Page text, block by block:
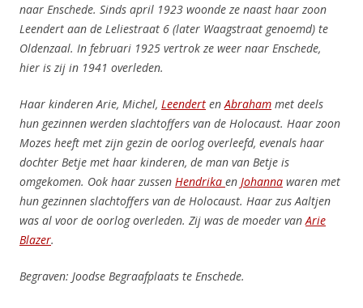
naar Enschede. Sinds april 1923 woonde ze naast haar zoon
Leendert aan de Leliestraat 6 (later Waagstraat genoemd) te
Oldenzaal. In februari 1925 vertrok ze weer naar Enschede,
hier is zij in 1941 overleden.
Haar kinderen Arie, Michel, Leendert en Abraham met deels
hun gezinnen werden slachtoffers van de Holocaust. Haar zoon
Mozes heeft met zijn gezin de oorlog overleefd, evenals haar
dochter Betje met haar kinderen, de man van Betje is
omgekomen. Ook haar zussen Hendrika en Johanna waren met
hun gezinnen slachtoffers van de Holocaust. Haar zus Aaltjen
was al voor de oorlog overleden. Zij was de moeder van Arie
Blazer.
Begraven: Joodse Begraafplaats te Enschede.